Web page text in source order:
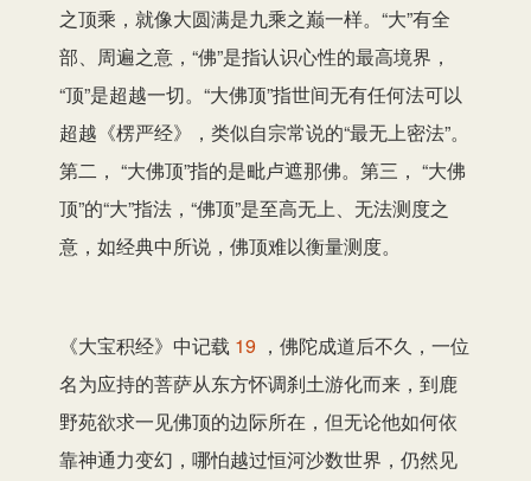
之顶乘，就像大圆满是九乘之巅一样。“大”有全
部、周遍之意，“佛”是指认识心性的最高境界，
“顶”是超越一切。“大佛顶”指世间无有任何法可以
超越《楞严经》，类似自宗常说的“最无上密法”。
第二， “大佛顶”指的是毗卢遮那佛。第三， “大佛
顶”的“大”指法，“佛顶”是至高无上、无法测度之
意，如经典中所说，佛顶难以衡量测度。
《大宝积经》中记载 19 ，佛陀成道后不久，一位
名为应持的菩萨从东方怀调刹土游化而来，到鹿
野苑欲求一见佛顶的边际所在，但无论他如何依
靠神通力变幻，哪怕越过恒河沙数世界，仍然见